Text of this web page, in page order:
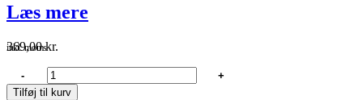
Læs mere
369,00kr.
inkl. moms
Ankerpose
antal
-
+
Tilføj til kurv